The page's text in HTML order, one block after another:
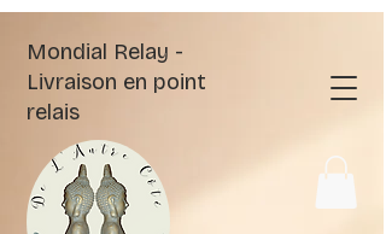
Mondial Relay -
Livraison en point
relais